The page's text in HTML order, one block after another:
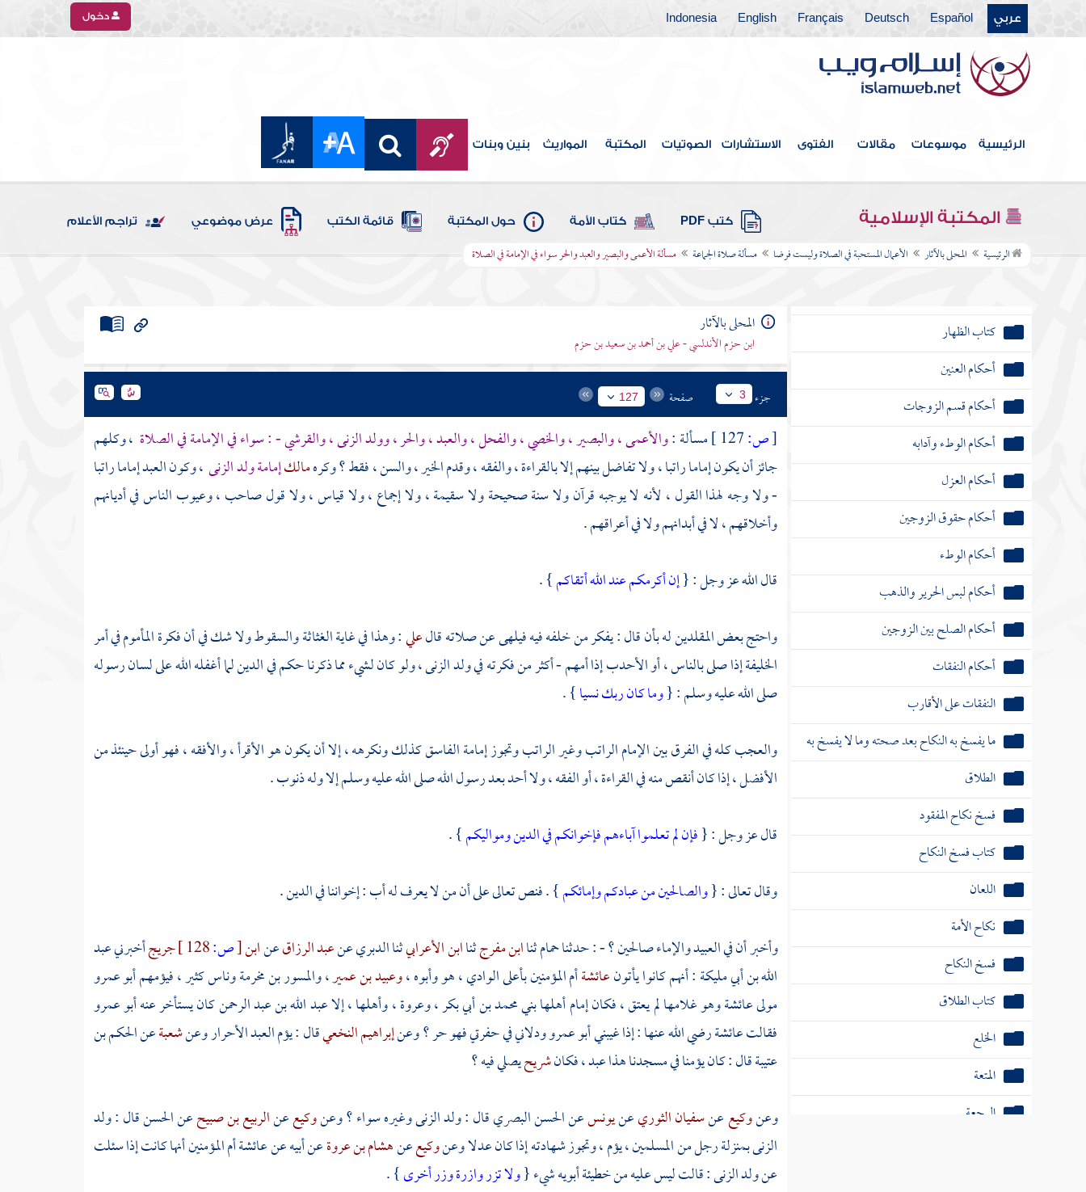
عربي Español
Deutsch
Français
English
Indonesia دخول
الرئيسية موسوعات مقالات الفتوى الاستشارات الصوتيات المكتبة المواريث بنين وبنات
المكتبة الإسلامية كتب PDF كتاب الأمة حول المكتبة قائمة الكتب عرض موضوعي تراجم الأعلام
الرئيسية المحلى بالآثار الأعمال المستحبة في الصلاة وليست فرضا مسألة صلاة الجماعة مسألة الأعمى والبصير والعبد والحر سواء في الإمامة في الصلاة
كتاب الوصايا
كتاب فعل المريض أو الموقوف للقتل أو الحامل
أو المسافر في أموالهم
كتاب النكاح
أحكام العنين
أحكام قسم الزوجات
أحكام الوطء وآدابه
أحكام العزل
أحكام حقوق الزوجين
أحكام الوطء
أحكام لبس الحرير والذهب
أحكام الصلح بين الزوجين
أحكام النفقات
النفقات على الأقارب
ما يفسخ به النكاح بعد صحته وما لا يفسخ به
الطلاق
فسخ نكاح المفقود
كتاب فسخ النكاح
اللعان
نكاح الأمة
فسخ النكاح
كتاب الطلاق
الخلع
المتعة
الرجعة
العدد
المحلى بالآثار
ابن حزم الأندلسي - علي بن أحمد بن سعيد بن حزم
جزء 3 صفحة 127
[ص: مسألة :والأعمى ، والبصير ، والخصي ، والفحل ، والعبد ، والحر ، وولد الزنى ، والقرشي - : سواء في الإمامة في الصلاة ، وكلهم
جائز أن يكون إماما راتبا ، ولا تفاضل بينهم إلا بالقراءة ، والفقه ، وقدم الخير ، والسن ، فقط ؟ وكرهمالكإمامة ولد الزنى، وكون العبد إماما راتبا
- ولا وجه لهذا القول ، لأنه لا يوجبه قرآن ولا سنة صحيحة ولا سقيمة ، ولا إجماع ، ولا قياس ، ولا قول صاحب ، وعيوب الناس في أديانهم
وأخلاقهم ، لا في أبدانهم ولا في أعراقهم .
قال الله عز وجل : {إن أكرمكم عند الله أتقاكم} .
واحتج بعض المقلدين له بأن قال : يفكر من خلفه فيه فيلهى عن صلاته قالعلي: وهذا في غاية الغثاثة والسقوط ولا شك في أن فكرة المأموم في أمر
الخليفة إذا صلى بالناس ، أو الأحدب إذا أمهم - أكثر من فكرته في ولد الزنى ، ولو كان لشيء مما ذكرنا حكم في الدين لما أغفله الله على لسان رسوله
صلى الله عليه وسلم : {وما كان ربك نسيا} .
والعجب كله في الفرق بين الإمام الراتب وغير الراتب وتجوز إمامة الفاسق كذلك ونكرهه ، إلا أن يكون هو الأقرأ ، والأفقه ، فهو أولى حينئذ من
الأفضل ، إذا كان أنقص منه في القراءة ، أو الفقه ، ولا أحد بعد رسول الله صلى الله عليه وسلم إلا وله ذنوب .
قال عز وجل : {فإن لم تعلموا آباءهم فإخوانكم في الدين ومواليكم} .
وقال تعالى : {والصالحين من عبادكم وإمائكم} . فنص تعالى على أن من لا يعرف له أب : إخواننا في الدين .
وأخبر أن في العبيد والإماء صالحين ؟ - : حدثناحمامثناابن مفرجثناابن الأعرابيثناالدبريعنعبد الرزاقعنابن[ص: جريجأخبرنيعبد
الله بن أبي مليكة: أنهم كانوا يأتونعائشةأم المؤمنين بأعلى الوادي ، هو وأبوه ،وعبيد بن عمير،والمسور بن مخرمةوناس كثير ، فيؤمهمأبو عمرو
مولى عائشةوهو غلامها لم يعتق ، فكان إمام أهلها بنيمحمد بن أبي بكر،وعروة، وأهلها ، إلاعبد الله بن عبد الرحمنكان يستأخر عنهأبو عمرو
فقالتعائشةرضي الله عنها : إذا غيبنيأبو عمروودلاني في حفرتي فهو حر ؟ وعنإبراهيم النخعيقال : يؤم العبد الأحرار وعنشعبةعنالحكم بن
عتيبةقال : كان يؤمنا في مسجدنا هذا عبد ، فكانشريحيصلي فيه ؟
وعنوكيععنسفيان الثوريعنيونسعنالحسن البصريقال : ولد الزنى وغيره سواء ؟ وعنوكيععنالربيع بن صبيحعنالحسنقال : ولد
الزنى بمنزلة رجل من المسلمين ، يؤم ، وتجوز شهادته إذا كان عدلا وعنوكيععنهشام بن عروةعن أبيه عنعائشةأم المؤمنين أنها كانت إذا سئلت
عن ولد الزنى : قالت ليس عليه من خطيئة أبويه شيء {ولا تزر وازرة وزر أخرى} .